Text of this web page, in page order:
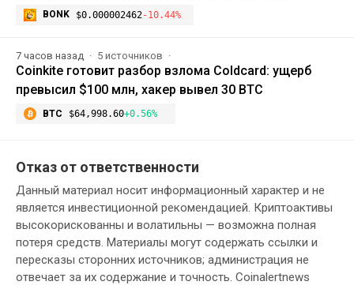
BONK $0.000002462-10.44%
7 часов назад 5 источников
Coinkite готовит разбор взлома Coldcard: ущерб
превысил $100 млн, хакер вывел 30 BTC
BTC $64,998.60+0.56%
Отказ от ответственности
Данный материал носит информационный характер и не
является инвестиционной рекомендацией. Криптоактивы
высокорискованны и волатильны — возможна полная
потеря средств. Материалы могут содержать ссылки и
пересказы сторонних источников; администрация не
отвечает за их содержание и точность. Coinalertnews